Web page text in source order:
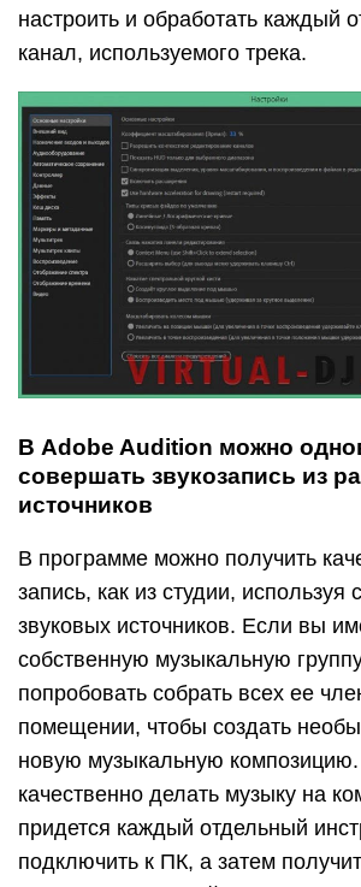
настроить и обработать каждый
канал, используемого трека.
В Adobe Audition можно
совершать звукозапись из
источников
В программе можно получить
запись, как из студии, используя
звуковых источников. Если вы
собственную музыкальную
попробовать собрать всех ее
помещении, чтобы создать
новую музыкальную
качественно делать музыку на
придется каждый отдельный
подключить к ПК, а затем